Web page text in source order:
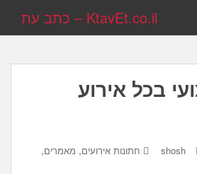
KtavEt.co.il – כתב עת
בכל אירוע
shosh חתונות אירועים, מאמרים,